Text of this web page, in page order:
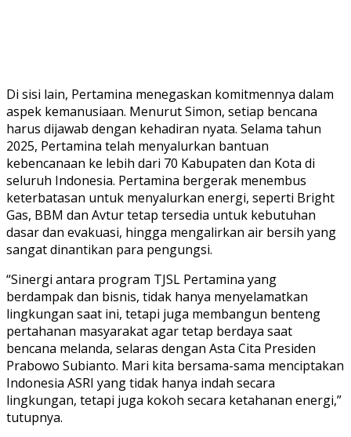
Di sisi lain, Pertamina menegaskan komitmennya dalam
aspek kemanusiaan. Menurut Simon, setiap bencana
harus dijawab dengan kehadiran nyata. Selama tahun
2025, Pertamina telah menyalurkan bantuan
kebencanaan ke lebih dari 70 Kabupaten dan Kota di
seluruh Indonesia. Pertamina bergerak menembus
keterbatasan untuk menyalurkan energi, seperti Bright
Gas, BBM dan Avtur tetap tersedia untuk kebutuhan
dasar dan evakuasi, hingga mengalirkan air bersih yang
sangat dinantikan para pengungsi.
“Sinergi antara program TJSL Pertamina yang
berdampak dan bisnis, tidak hanya menyelamatkan
lingkungan saat ini, tetapi juga membangun benteng
pertahanan masyarakat agar tetap berdaya saat
bencana melanda, selaras dengan Asta Cita Presiden
Prabowo Subianto. Mari kita bersama-sama menciptakan
Indonesia ASRI yang tidak hanya indah secara
lingkungan, tetapi juga kokoh secara ketahanan energi,”
tutupnya.